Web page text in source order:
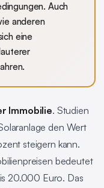
Auch
anderen
eine
Immobilie. Studien
den Wert
steigern kann.
bedeutet
20.000 Euro. Das